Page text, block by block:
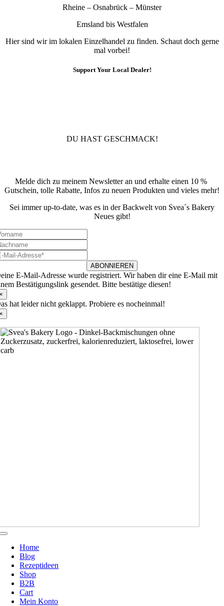
Rheine – Osnabrück – Münster
Emsland bis Westfalen
Hier sind wir im lokalen Einzelhandel zu finden. Schaut doch gerne
mal vorbei!
Support Your Local Dealer!
DU HAST GESCHMACK!
Melde dich zu meinem Newsletter an und erhalte einen 10 %
Gutschein, tolle Rabatte, Infos zu neuen Produkten und vieles mehr!
Sei immer up-to-date, was es in der Backwelt von Svea´s Bakery
Neues gibt!
ABONNIEREN
E-Mail-Adresse wurde registriert. Wir haben dir eine E-Mail mit
Bestätigungslink gesendet. Bitte bestätige diesen!
hat leider nicht geklappt. Probiere es nocheinmal!
Toggle
Navigation
Home
Blog
Rezeptideen
Shop
B2B
Cart
Mein Konto